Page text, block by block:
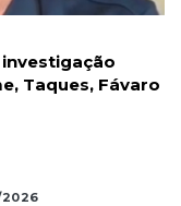
Taques, Fávaro